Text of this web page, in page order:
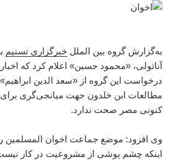
به‌گزارش گروه بین الملل خبرگزاری تسنیم
آناتولی، «محمود حسین» اعلام کرد که
درخواست این گروه از «سعد الدین
مطالعات ابن خلدون جهت میانجی‌گری
کنونی مصر صحت ندارد.
وی افزود: موضع جماعت اخوان
اینکه چشم پوشی از مشروعیت در کار